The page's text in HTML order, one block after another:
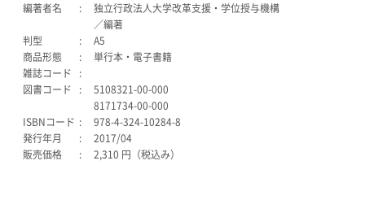
編著者名
独立行政法人大学改革支援・学位授与機構
／編著
判型
A5
商品形態
単行本・電子書籍
雑誌コード
図書コード
5108321-00-000
8171734-00-000
ISBNコード
978-4-324-10284-8
発行年月
2017/04
販売価格
2,310 円（税込み）